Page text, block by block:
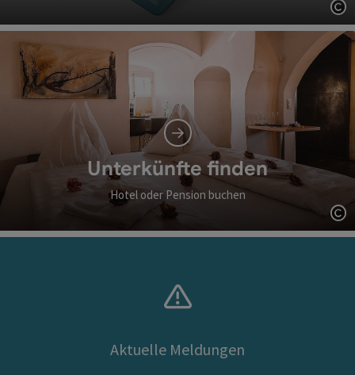
Unterkünfte finden
Hotel oder Pension buchen
Aktuelle Meldungen